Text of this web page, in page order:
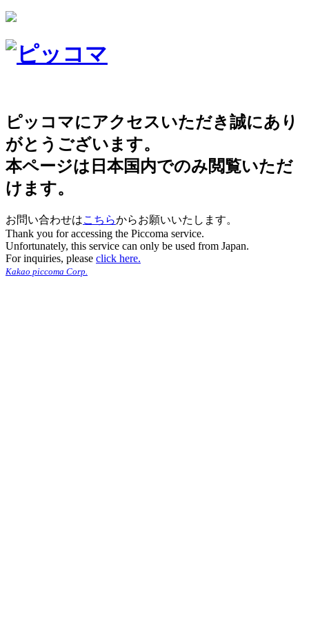
ピッコマにアクセスいただき誠にあり
がとうございます。
本ページは日本国内でのみ閲覧いただ
けます。
お問い合わせはこちらからお願いいたします。
Thank you for accessing the Piccoma service.
Unfortunately, this service can only be used from Japan.
For inquiries, please click here.
Kakao piccoma Corp.